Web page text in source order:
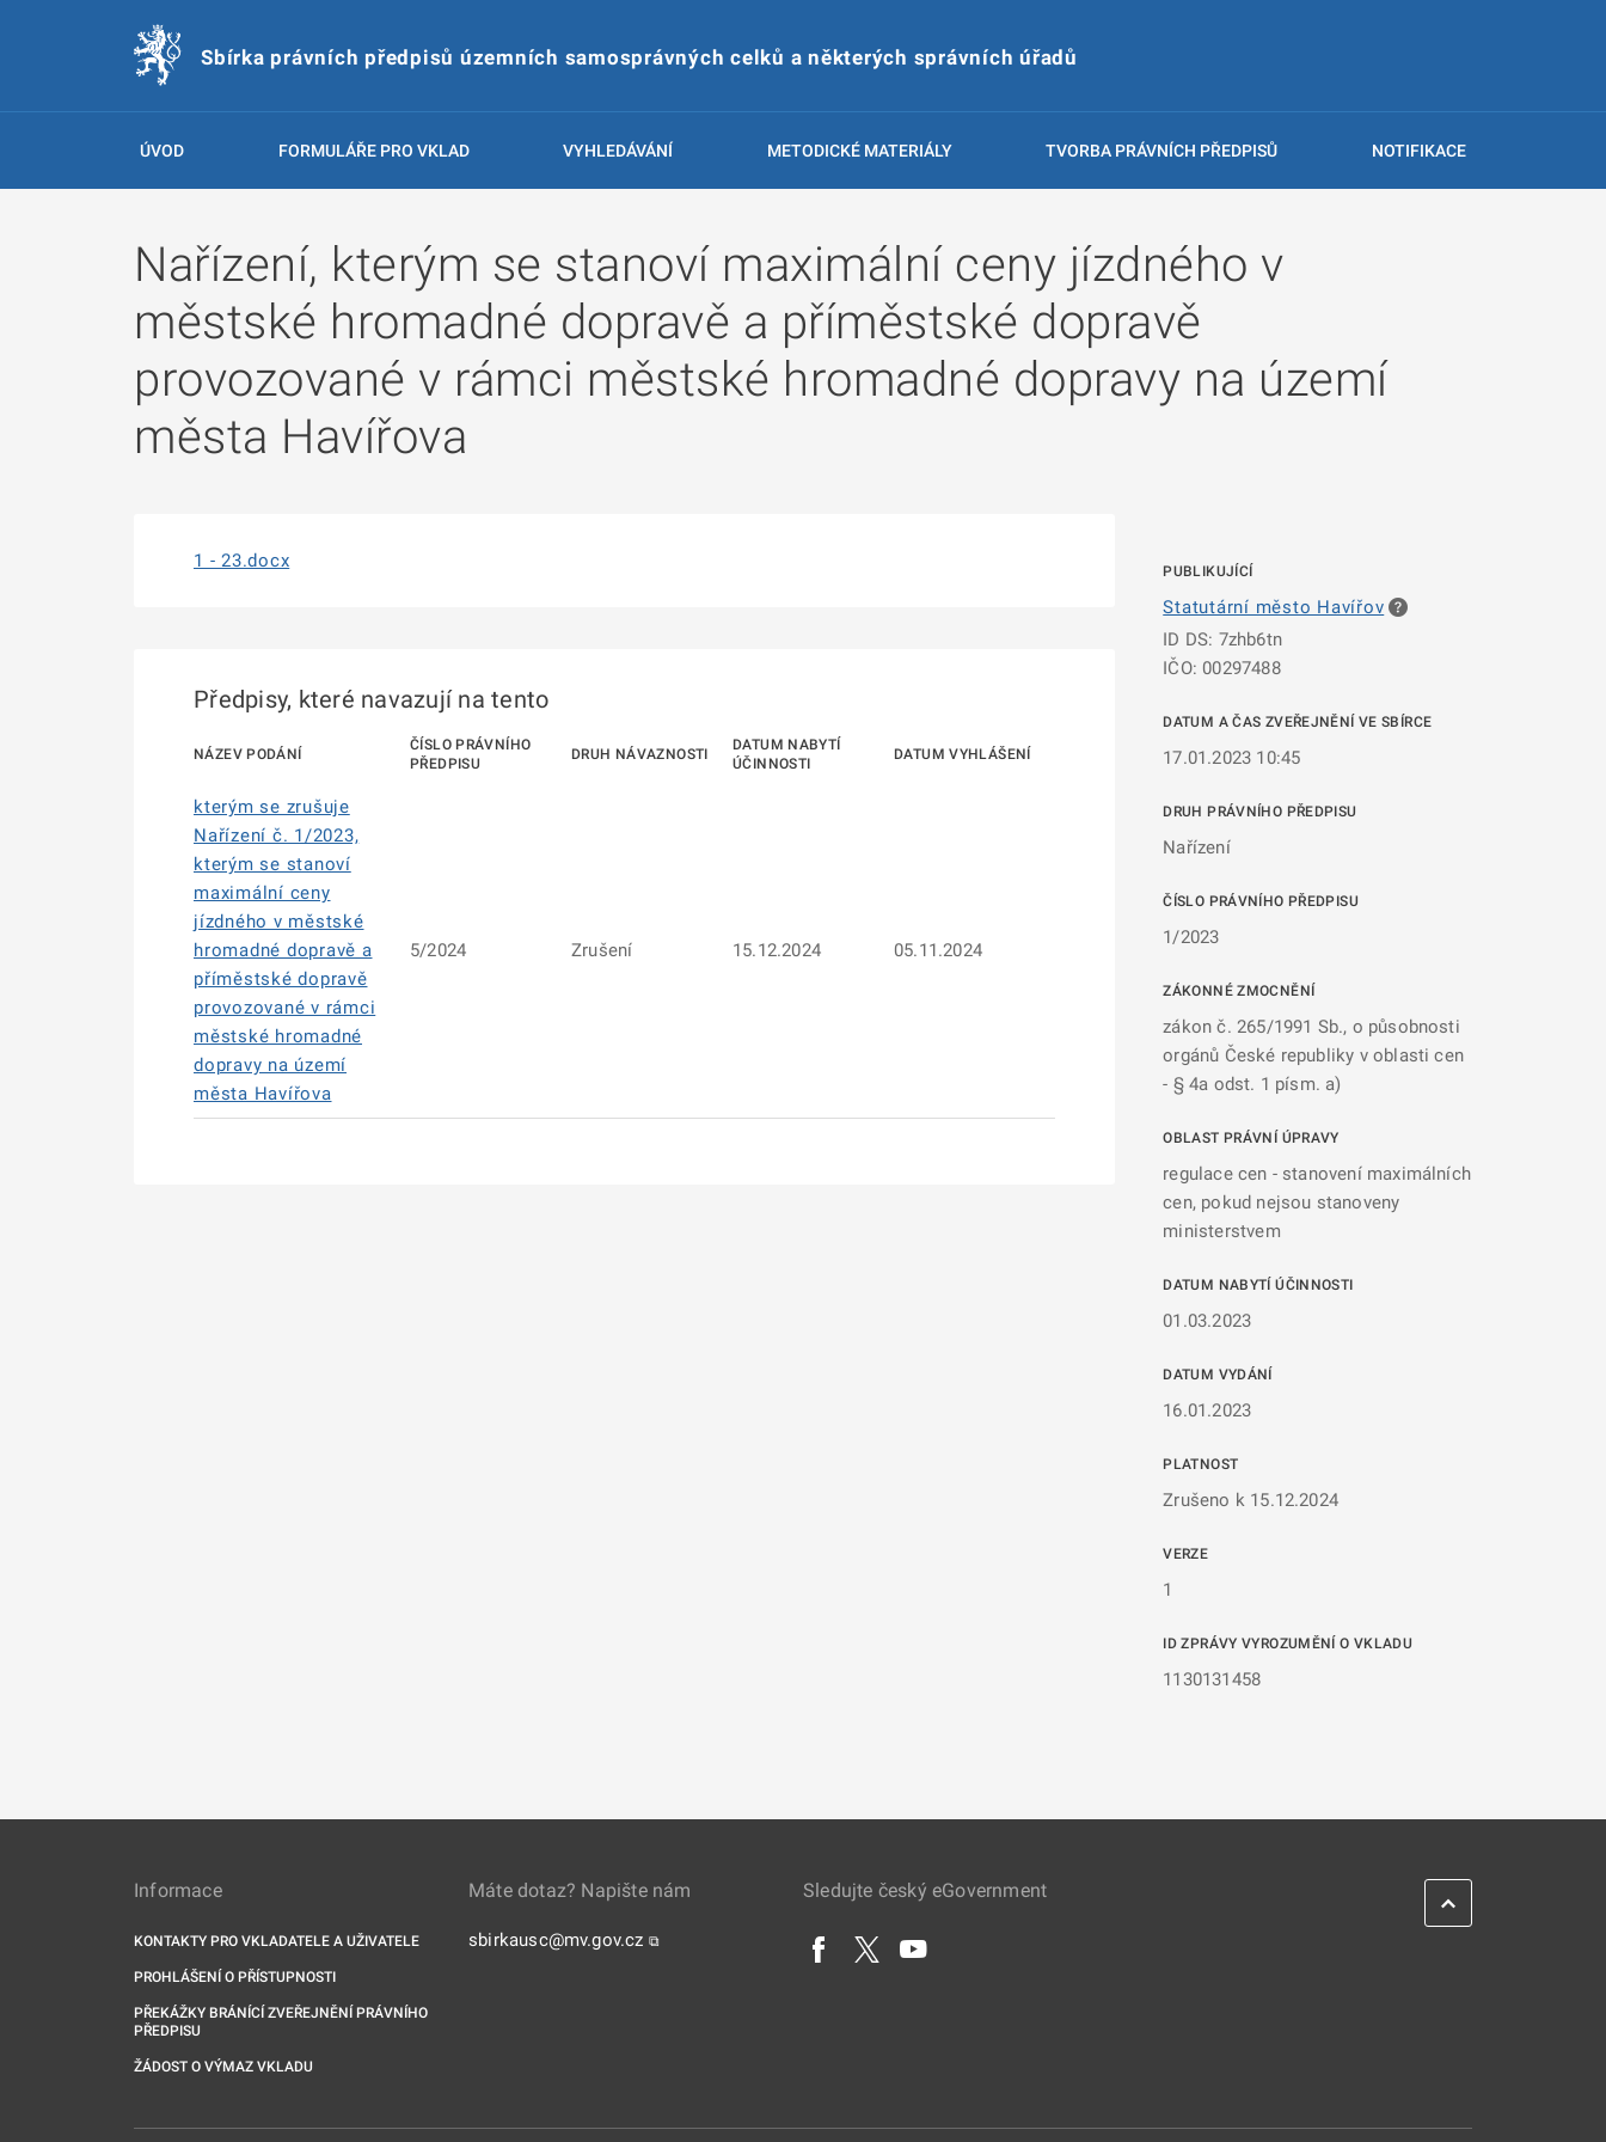
Sbírka právních předpisů územních samosprávných celků a některých správních úřadů
ÚVOD FORMULÁŘE PRO VKLAD VYHLEDÁVÁNÍ METODICKÉ MATERIÁLY TVORBA PRÁVNÍCH PŘEDPISŮ NOTIFIKACE
Nařízení, kterým se stanoví maximální ceny jízdného v
městské hromadné dopravě a příměstské dopravě
provozované v rámci městské hromadné dopravy na území
města Havířova
PUBLIKUJÍCÍ
Statutární město Havířov
ID DS: 7zhb6tn
IČO: 00297488
DATUM A ČAS ZVEŘEJNĚNÍ VE SBÍRCE
17.01.2023 10:45
DRUH PRÁVNÍHO PŘEDPISU
Nařízení
ČÍSLO PRÁVNÍHO PŘEDPISU
1/2023
ZÁKONNÉ ZMOCNĚNÍ
zákon č. 265/1991 Sb., o působnosti
orgánů České republiky v oblasti cen
- § 4a odst. 1 písm. a)
OBLAST PRÁVNÍ ÚPRAVY
regulace cen - stanovení maximálních
cen, pokud nejsou stanoveny
ministerstvem
DATUM NABYTÍ ÚČINNOSTI
01.03.2023
DATUM VYDÁNÍ
16.01.2023
PLATNOST
Zrušeno k 15.12.2024
VERZE
1
ID ZPRÁVY VYROZUMĚNÍ O VKLADU
1130131458
1 - 23.docx
Předpisy, které navazují na tento
NÁZEV PODÁNÍ
ČÍSLO PRÁVNÍHO
PŘEDPISU
DRUH NÁVAZNOSTI
DATUM NABYTÍ
ÚČINNOSTI
DATUM VYHLÁŠENÍ
kterým se zrušuje
Nařízení č. 1/2023,
kterým se stanoví
maximální ceny
jízdného v městské
hromadné dopravě a
příměstské dopravě
provozované v rámci
městské hromadné
dopravy na území
města Havířova
5/2024 Zrušení 15.12.2024 05.11.2024
Informace
KONTAKTY PRO VKLADATELE A UŽIVATELE
PROHLÁŠENÍ O PŘÍSTUPNOSTI
PŘEKÁŽKY BRÁNÍCÍ ZVEŘEJNĚNÍ PRÁVNÍHO
PŘEDPISU
ŽÁDOST O VÝMAZ VKLADU
Máte dotaz? Napište nám
sbirkausc@mv.gov.cz ⧉
Sledujte český eGovernment